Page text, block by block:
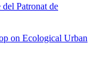
Patronat de
on Ecological Urban